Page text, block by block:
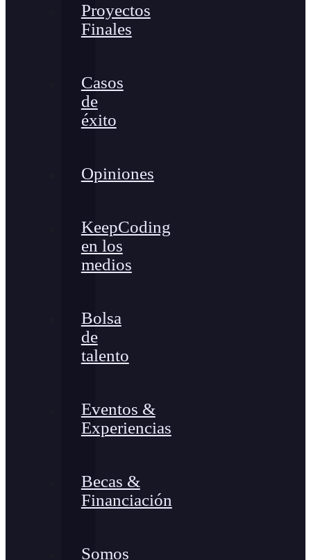
Proyectos
Finales
Casos
de
éxito
Opiniones
KeepCoding
en los
medios
Bolsa
de
talento
Eventos &
Experiencias
Becas &
Financiación
Somos